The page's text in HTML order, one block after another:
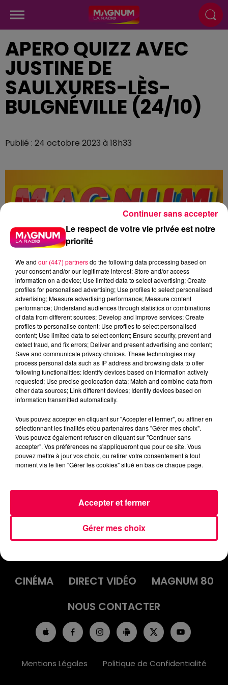
APERO QUIZZ AVEC
JUSTINE DE
SAULXURES-LÈS-
BULGNÉVILLE (24/10)
Publié : 24 octobre 2023 à 18h33
Flash infos
Crédit :Flash infos
podcasts/2023/10/20231024-apero-quizz.mp3
INFOS
EMISSIONS
CINÉMA
DIRECT VIDÉO
MAGNUM 80
NOUS CONTACTER
Mentions Légales Politique de Confidentialité
Le respect de votre vie privée est notre
priorité
We and our (447) partnersdo the following data processing based on
your consent and/or our legitimate interest: Store and/or access
information on a device; Use limited data to select advertising; Create
profiles for personalised advertising; Use profiles to select personalised
advertising; Measure advertising performance; Measure content
performance; Understand audiences through statistics or combinations
of data from different sources; Develop and improve services; Create
profiles to personalise content; Use profiles to select personalised
content; Use limited data to select content; Ensure security, prevent and
detect fraud, and fix errors; Deliver and present advertising and content;
Save and communicate privacy choices. These technologies may
process personal data such as IP address and browsing data to offer
following functionalities: Identify devices based on information actively
requested; Use precise geolocation data; Match and combine data from
other data sources; Link different devices; Identify devices based on
information transmitted automatically.
Vous pouvez accepter en cliquant sur "Accepter et fermer", ou affiner en
sélectionnant les finalités et/ou partenaires dans "Gérer mes choix".
Vous pouvez également refuser en cliquant sur "Continuer sans
accepter". Vos préférences ne s'appliqueront que pour ce site. Vous
pouvez mettre à jour vos choix, ou retirer votre consentement à tout
moment via le lien "Gérer les cookies" situé en bas de chaque page.
Gérer mes choix
Accepter et fermer
Continuer sans accepter